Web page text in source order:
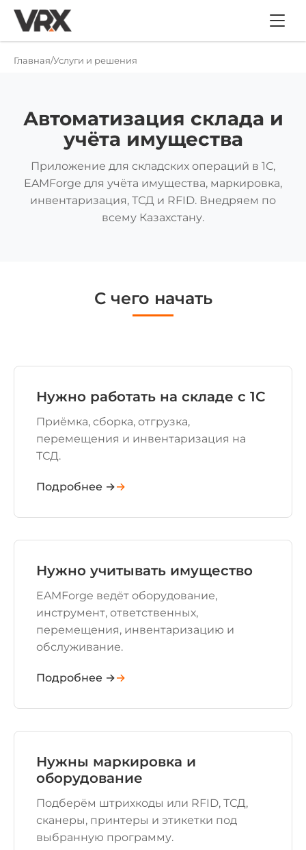
Главная Услуги и решения
Автоматизация склада и
учёта имущества
Приложение для складских операций в 1С,
EAMForge для учёта имущества, маркировка,
инвентаризация, ТСД и RFID. Внедряем по
всему Казахстану.
С чего начать
Нужно работать на складе с 1С
Приёмка, сборка, отгрузка,
перемещения и инвентаризация на
ТСД.
Подробнее →
Нужно учитывать имущество
EAMForge ведёт оборудование,
инструмент, ответственных,
перемещения, инвентаризацию и
обслуживание.
Подробнее →
Нужны маркировка и
оборудование
Подберём штрихкоды или RFID, ТСД,
сканеры, принтеры и этикетки под
выбранную программу.